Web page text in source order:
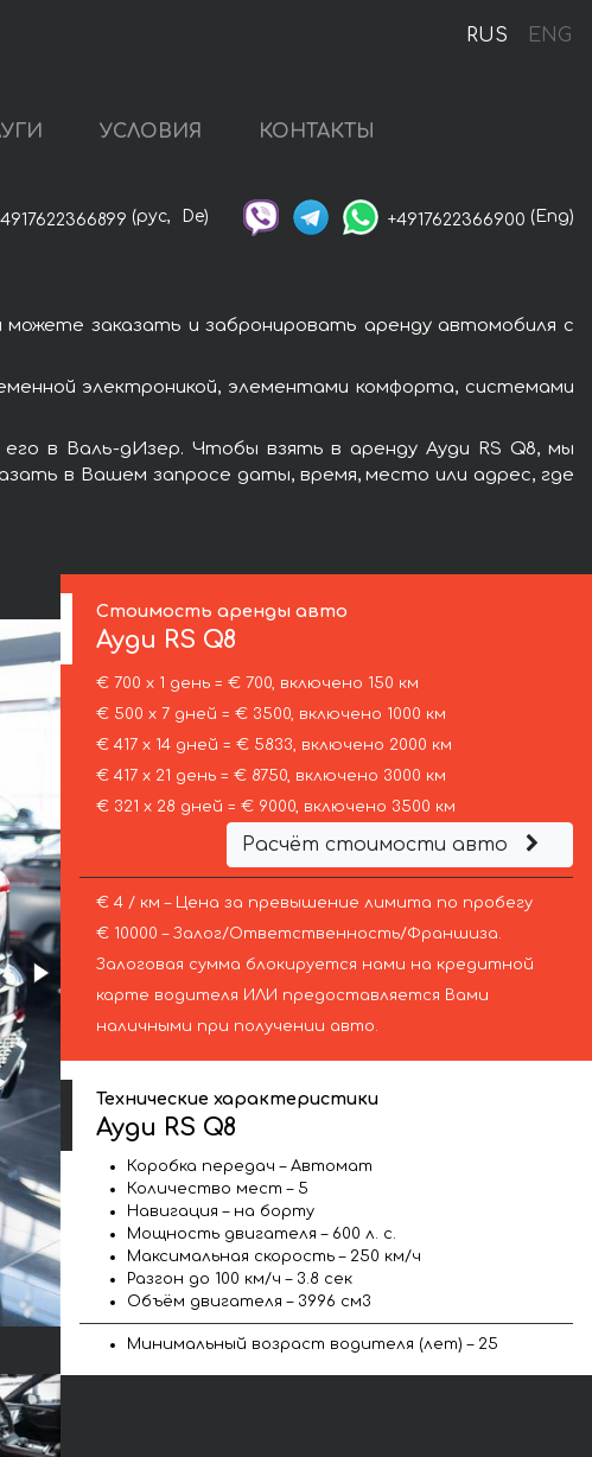
RUS ENG
УСЛОВИЯ КОНТАКТЫ
(рус, De) +4917622366900 (Eng)
заказать и забронировать аренду автомобиля с
электроникой, элементами комфорта, системами
в Валь-дИзер. Чтобы взять в аренду Ауди RS Q8, мы
в Вашем запросе даты, время, место или адрес, где
Стоимость аренды авто
Ауди RS Q8
€ 700 х 1 день = € 700, включено 150 км
€ 500 х 7 дней = € 3500, включено 1000 км
€ 417 х 14 дней = € 5833, включено 2000 км
€ 417 х 21 день = € 8750, включено 3000 км
€ 321 х 28 дней = € 9000, включено 3500 км
Расчёт стоимости авто
€ 4 / км – Цена за превышение лимита по пробегу
€ 10000 – Залог/Ответственность/Франшиза.
Залоговая сумма блокируется нами на кредитной
карте водителя ИЛИ предоставляется Вами
наличными при получении авто.
Технические характеристики
Ауди RS Q8
Коробка передач – Автомат
Количество мест – 5
Навигация – на борту
Мощность двигателя – 600 л. с.
Максимальная скорость – 250 км/ч
Разгон до 100 км/ч – 3.8 сек
Объём двигателя – 3996 см3
Минимальный возраст водителя (лет) – 25